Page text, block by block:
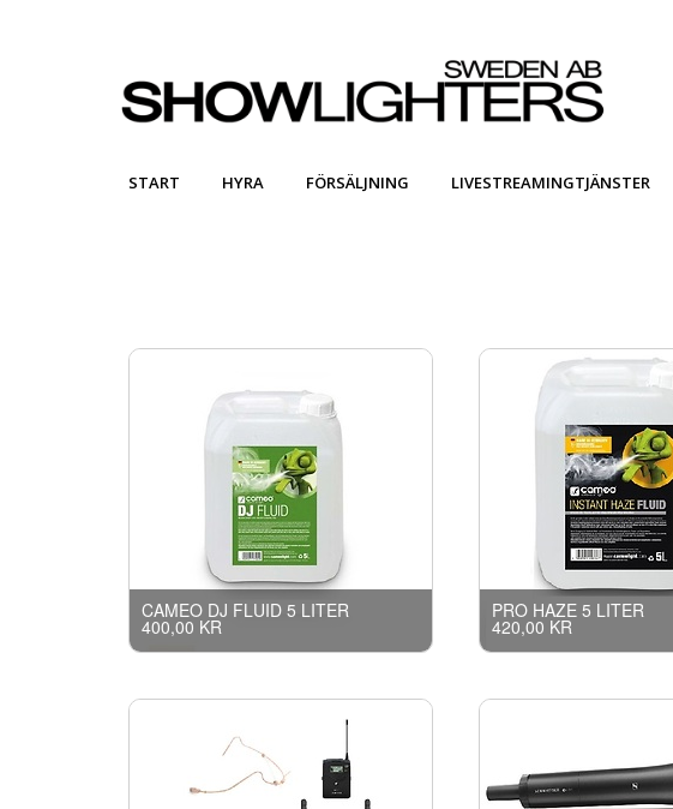
START HYRA FÖRSÄLJNING LIVESTREAMINGTJÄNSTER
CAMEO DJ FLUID 5 LITER
400,00 KR
PRO HAZE 5 LITER
420,00 KR